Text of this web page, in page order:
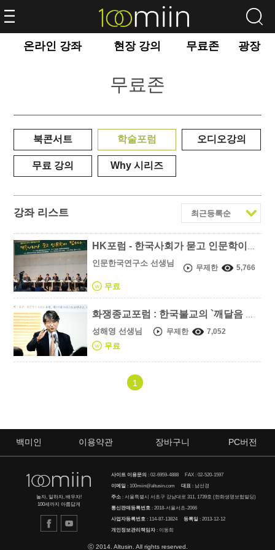
온라인 강좌 현장 강의 무료존 광장
무료존
북콘서트 학술포럼 오디오강의
무료 강의 Why 시리즈
강좌 리스트
인문한국연구소 선생님 무제한 5,766
무료
성해영 선생님 무제한 7,052
무료
1
백미인 이용약관 장바구니 PC버전
놀자, 일하자, 배우자!
100세까지 아름답게
사이트 이용문의 :02-6959-4888 FAX : 02-520-1597
이메일 :100miin@altusin.com 대표 : 남선경
주소 : 서울특별시 서초구 강남대로 311, 1739호 (한화생명보험빌딩)
통신판매등록번호 : 2018-서울서초-2066
사업자등록번호 : 114-87-13824등록일 : 2013-12-12
개인정보관리책임자 : 이동희
ⓒ 2014. Altusin. All rights reserved.